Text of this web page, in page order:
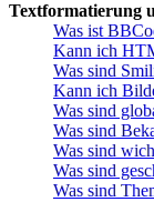
Textformatierung
Was ist
Kann ich
Was sind
Kann ich
Was sind
Was sind
Was sind
Was sind
Was sind